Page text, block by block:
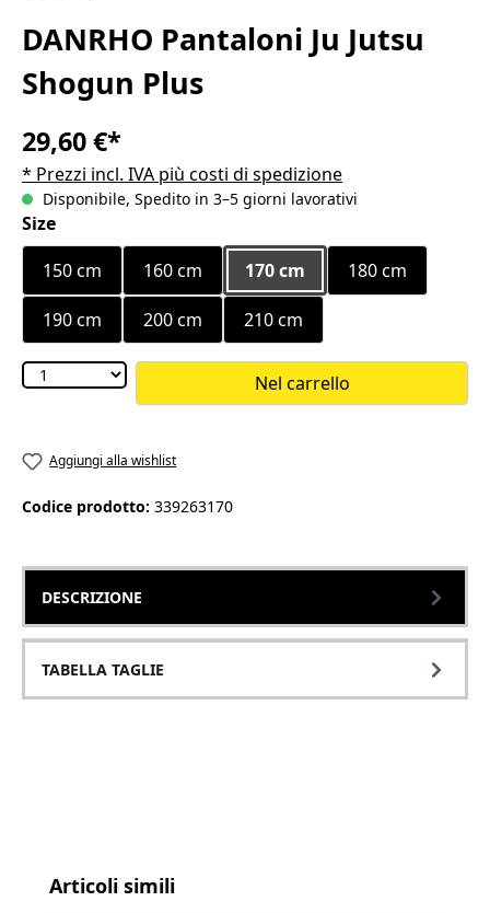
DANRHO Pantaloni Ju Jutsu
Shogun Plus
29,60 €*
* Prezzi incl. IVA più costi di spedizione
Disponibile, Spedito in 3–5 giorni lavorativi
Seleziona
Size
150 cm
160 cm 170 cm 180 cm
190 cm 200 cm 210 cm
Nel carrello
Aggiungi alla wishlist
Codice prodotto: 339263170
DESCRIZIONE
TABELLA TAGLIE
Salta la galleria dei prodotti
Articoli simili